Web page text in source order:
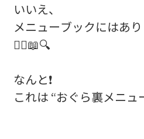
いいえ、
メニューブックにはあり
🙅‍♀️📖🔍
なんと❗
これは “おぐら裏メニュ